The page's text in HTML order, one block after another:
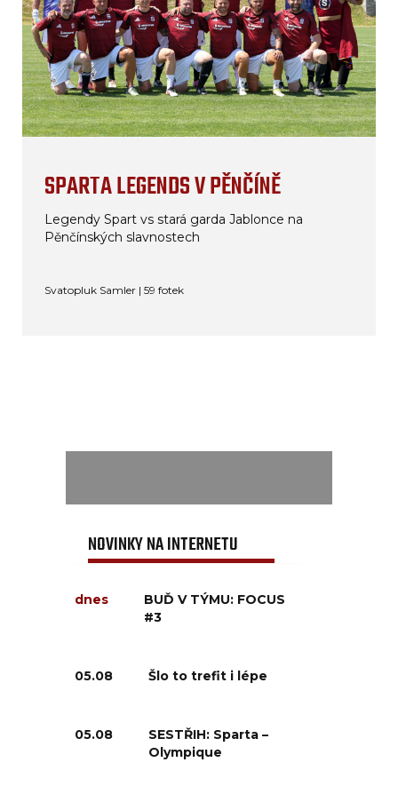
SPARTA LEGENDS V PĚNČÍNĚ
Legendy Spart vs stará garda Jablonce na
Pěnčínských slavnostech
Svatopluk Samler | 59 fotek
NOVINKY NA INTERNETU
dnes
BUĎ V TÝMU: FOCUS
#3
05.08 Šlo to trefit i lépe
05.08
SESTŘIH: Sparta –
Olympique